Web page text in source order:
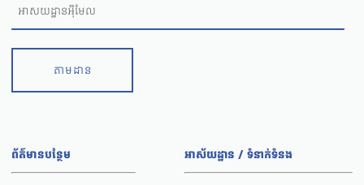
តាមដាន
ព័ត៌មានបន្ថែម អាស័យដ្ឋាន / ទំនាក់ទំនង